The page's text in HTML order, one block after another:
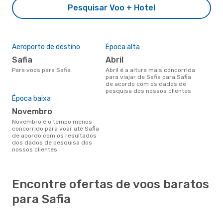
Pesquisar Voo + Hotel
Aeroporto de destino
Safia
Para voos para Safia
Época alta
abril
abril é a altura mais concorrida
para viajar de Safia para Safia
de acordo com os dados de
pesquisa dos nossos clientes
Época baixa
novembro
novembro é o tempo menos
concorrido para voar até Safia
de acordo com os resultados
dos dados de pesquisa dos
nossos clientes
Encontre ofertas de voos baratos
para Safia